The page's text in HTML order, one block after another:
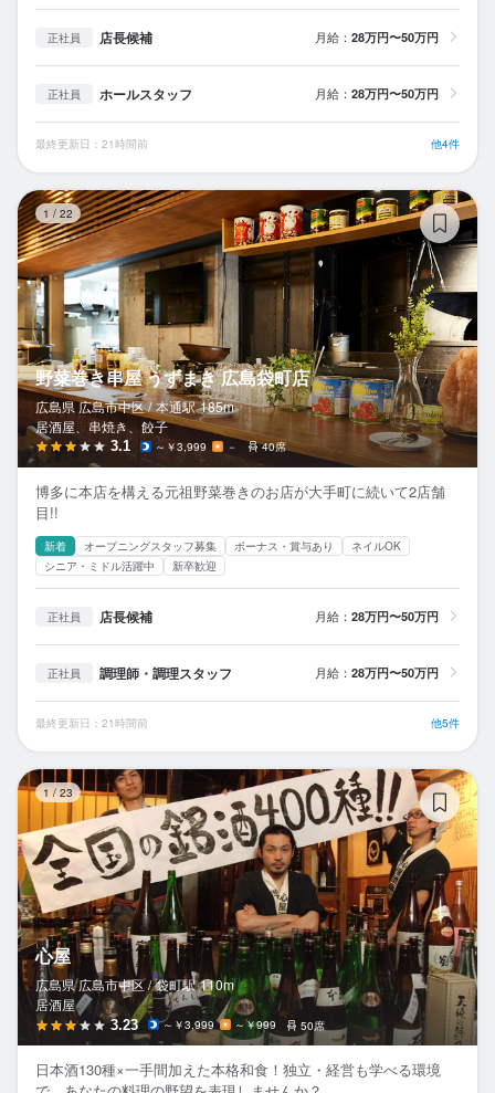
正社員 店長候補 月給： 28万円〜50万円
正社員 ホールスタッフ 月給： 28万円〜50万円
最終更新日：21時間前 他4件
1 / 22
野菜巻き串屋 うずまき 広島袋町店
広島県 広島市中区 / 本通駅 185m
居酒屋、串焼き、餃子
3.1 ～￥3,999 － 40席
博多に本店を構える元祖野菜巻きのお店が大手町に続いて2店舗
目!!
新着 オープニングスタッフ募集 ボーナス・賞与あり
ネイルOK
シニア・ミドル活躍中
新卒歓迎
正社員 店長候補 月給： 28万円〜50万円
正社員 調理師・調理スタッフ 月給： 28万円〜50万円
最終更新日：21時間前 他5件
1/23
心屋
広島県 広島市中区 / 袋町駅 110m
居酒屋
3.23 ～￥3,999 ～￥999 50席
日本酒130種×一手間加えた本格和食！独立・経営も学べる環境